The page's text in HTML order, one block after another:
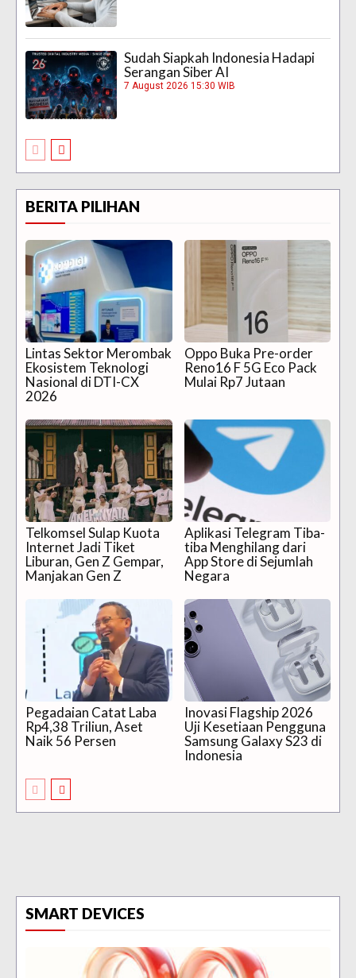
Sudah Siapkah Indonesia Hadapi
Serangan Siber AI
7 August 2026 15:30 WIB
BERITA PILIHAN
Lintas Sektor Merombak
Ekosistem Teknologi
Nasional di DTI-CX
2026
Oppo Buka Pre-order
Reno16 F 5G Eco Pack
Mulai Rp7 Jutaan
Telkomsel Sulap Kuota
Internet Jadi Tiket
Liburan, Gen Z Gempar,
Manjakan Gen Z
Aplikasi Telegram Tiba-
tiba Menghilang dari
App Store di Sejumlah
Negara
Pegadaian Catat Laba
Rp4,38 Triliun, Aset
Naik 56 Persen
Inovasi Flagship 2026
Uji Kesetiaan Pengguna
Samsung Galaxy S23 di
Indonesia
SMART DEVICES